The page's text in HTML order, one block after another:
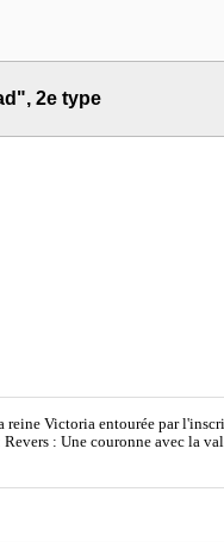
2e type
reine Victoria entourée par
: Une couronne avec la